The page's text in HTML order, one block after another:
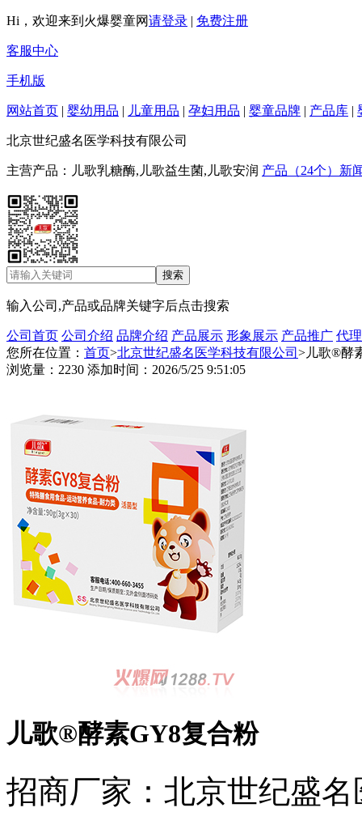
Hi，欢迎来到火爆婴童网请登录 | 免费注册
客服中心
手机版
网站首页 | 婴幼用品 | 儿童用品 | 孕妇用品 | 婴童品牌 | 产品库 |
北京世纪盛名医学科技有限公司
主营产品：儿歌乳糖酶,儿歌益生菌,儿歌安润 产品（24个） 新
输入公司,产品或品牌关键字后点击搜索
公司首页 公司介绍 品牌介绍 产品展示 形象展示 产品推广 代
您所在位置： 首页>北京世纪盛名医学科技有限公司 >儿歌®酵
浏览量：2230 添加时间：2026/5/25 9:51:05
儿歌®酵素GY8复合粉
招商厂家： 北京世纪盛